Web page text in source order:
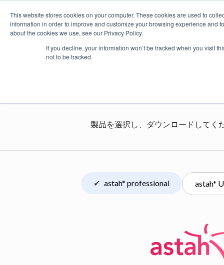
This website stores cookies on your computer. These cookies are used to
information in order to improve and customize your browsing experience and
about the cookies we use, see our Privacy Policy.
If you decline, your information won’t be tracked when you visit
not to be tracked.
製品を選択し、ダウンロードしてく
astah* professional astah*